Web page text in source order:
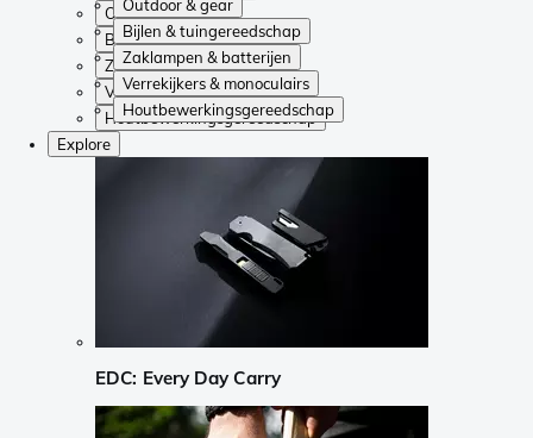
Outdoor & gear
Bijlen & tuingereedschap
Zaklampen & batterijen
Verrekijkers & monoculairs
Houtbewerkingsgereedschap
Outdoor & gear
Bijlen & tuingereedschap
Zaklampen & batterijen
Verrekijkers & monoculairs
Houtbewerkingsgereedschap
Explore
EDC: Every Day Carry